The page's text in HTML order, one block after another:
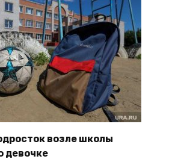
возле школы
девочке